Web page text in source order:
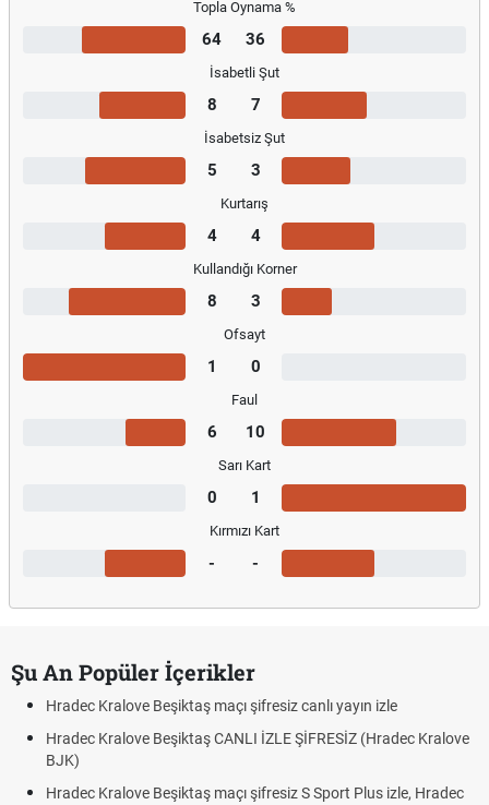
Topla Oynama %
64 36
İsabetli Şut
8 7
İsabetsiz Şut
5 3
Kurtarış
4 4
Kullandığı Korner
8 3
Ofsayt
1 0
Faul
6 10
Sarı Kart
0 1
Kırmızı Kart
- -
Şu An Popüler İçerikler
Hradec Kralove Beşiktaş maçı şifresiz canlı yayın izle
Hradec Kralove Beşiktaş CANLI İZLE ŞİFRESİZ (Hradec Kralove
BJK)
Hradec Kralove Beşiktaş maçı şifresiz S Sport Plus izle, Hradec